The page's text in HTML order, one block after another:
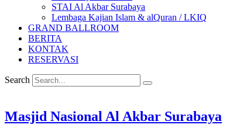
STAI Al Akbar Surabaya
Lembaga Kajian Islam & alQuran / LKIQ
GRAND BALLROOM
BERITA
KONTAK
RESERVASI
Search
Masjid Nasional Al Akbar Surabaya